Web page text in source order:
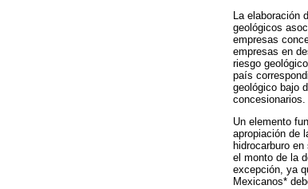
La elaboración
geológicos
empresas
empresas en
riesgo
país
geológico bajo
concesionarios.
Un elemento
apropiación de
hidrocarburo
el monto de la
excepción, ya
Mexicanos*